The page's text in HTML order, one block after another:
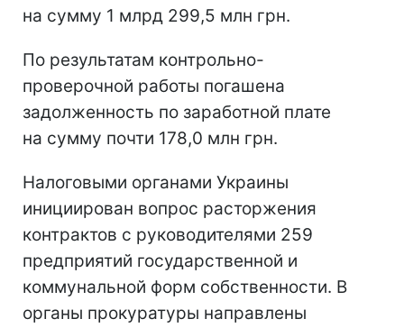
на сумму 1 млрд 299,5 млн грн.
По результатам контрольно-
проверочной работы погашена
задолженность по заработной плате
на сумму почти 178,0 млн грн.
Налоговыми органами Украины
инициирован вопрос расторжения
контрактов с руководителями 259
предприятий государственной и
коммунальной форм собственности. В
органы прокуратуры направлены